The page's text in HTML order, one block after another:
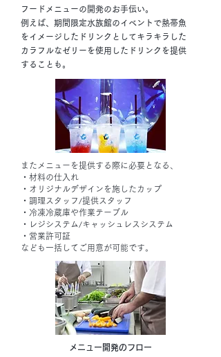
フードメニューの開発のお手伝い。
例えば、期間限定水族館のイベントで熱帯魚
をイメージしたドリンクとしてキラキラした
カラフルなゼリーを使用したドリンクを提供
することも。
またメニューを提供する際に必要となる、
・材料の仕入れ
・オリジナルデザインを施したカップ
・調理スタッフ/提供スタッフ
・冷凍冷蔵庫や作業テーブル
・レジシステム/キャッシュレスシステム
・営業許可証
なども一括してご用意が可能です。
​メニュー開発のフロー